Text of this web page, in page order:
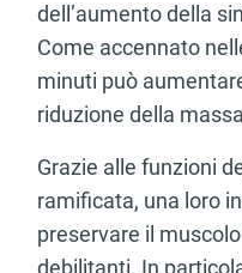
dell’aumento della
Come accennato
minuti può
riduzione della
Grazie alle funzioni
ramificata, una loro
preservare il
debilitanti. In